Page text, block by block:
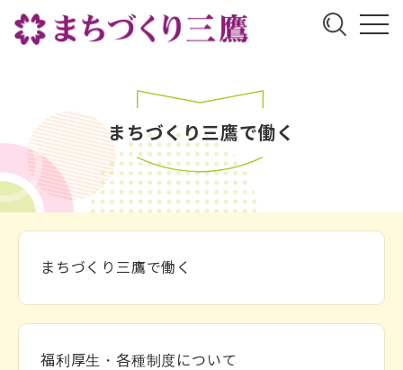
まちづくり三鷹で働く
まちづくり三鷹で働く
福利厚生・各種制度について